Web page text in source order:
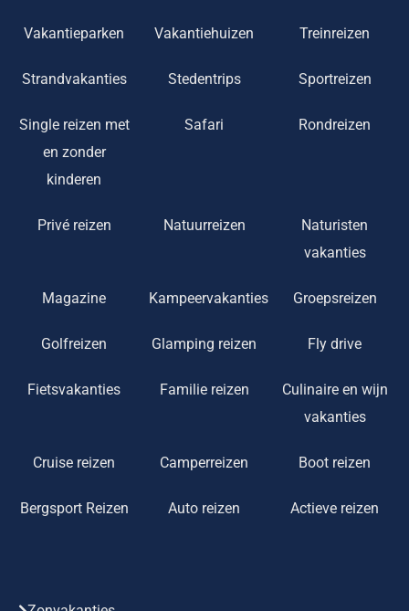
Vakantieparken Vakantiehuizen Treinreizen
Strandvakanties Stedentrips Sportreizen
Single reizen met
en zonder
kinderen
Safari Rondreizen
Privé reizen Natuurreizen
Naturisten
vakanties
Magazine Kampeervakanties Groepsreizen
Golfreizen Glamping reizen Fly drive
Fietsvakanties Familie reizen
Culinaire en wijn
vakanties
Cruise reizen Camperreizen Boot reizen
Bergsport Reizen Auto reizen Actieve reizen